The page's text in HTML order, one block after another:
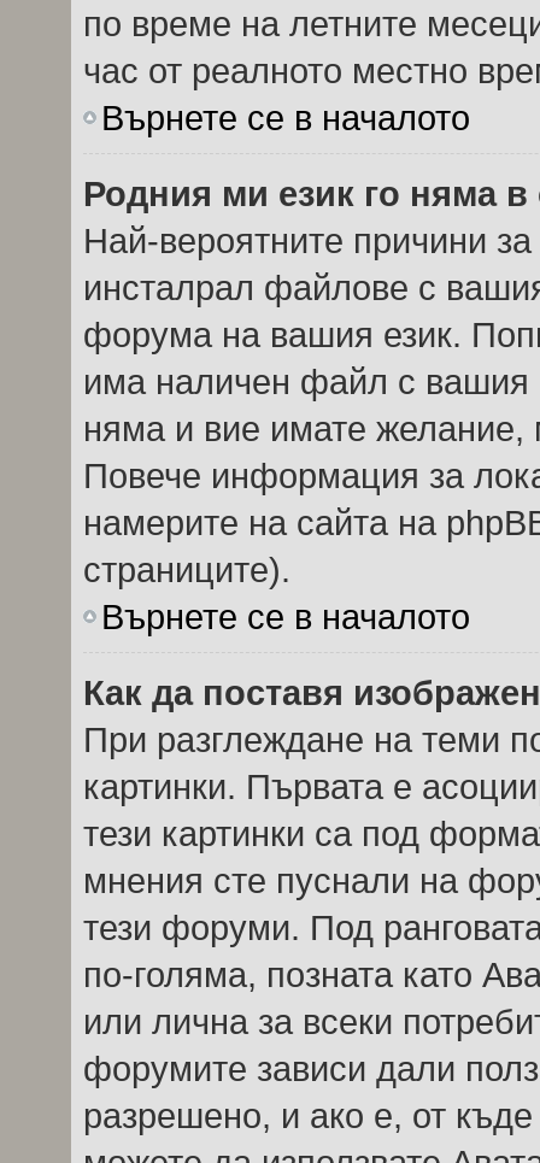
по време на летните
час от реалното местно
Върнете се в началото
Родния ми език го няма
Най-вероятните причини
инсталрал файлове с
форума на вашия език.
има наличен файл с вашия
няма и вие имате желание,
Повече информация за
намерите на сайта на
страниците).
Върнете се в началото
Как да поставя
При разглеждане на теми
картинки. Първата е
тези картинки са под
мнения сте пуснали на
тези форуми. Под
по-голяма, позната като
или лична за всеки
форумите зависи дали
разрешено, и ако е, от